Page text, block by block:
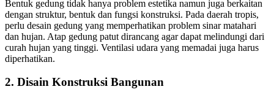
Bentuk gedung tidak hanya problem estetika namun juga berkaitan
dengan struktur, bentuk dan fungsi konstruksi. Pada daerah tropis,
perlu desain gedung yang memperhatikan problem sinar matahari
dan hujan. Atap gedung patut dirancang agar dapat melindungi dari
curah hujan yang tinggi. Ventilasi udara yang memadai juga harus
diperhatikan.
2. Disain Konstruksi Bangunan